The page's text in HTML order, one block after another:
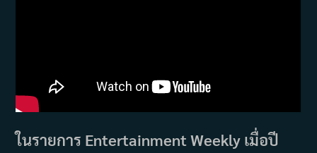
ในรายการ Entertainment Weekly เมื่อปี